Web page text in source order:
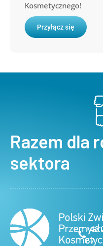
Kosmetycznego!
Przyłącz się
Razem dla
sektora
+48
67